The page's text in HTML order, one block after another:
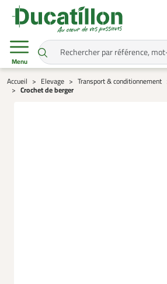
Menu
Accueil Elevage Transport & conditionnement
Crochet de berger